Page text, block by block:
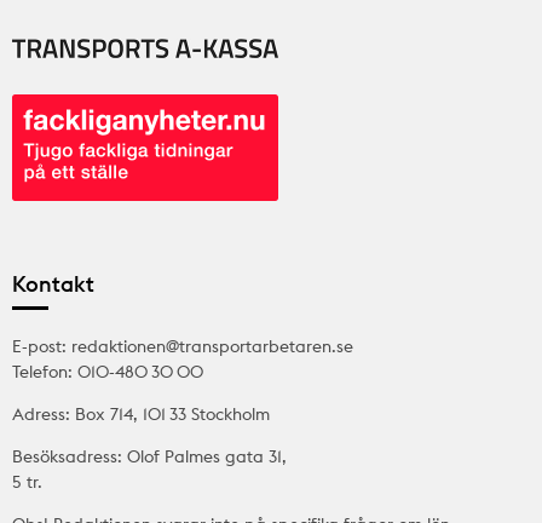
Kontakt
E-post: redaktionen@transportarbetaren.se
Telefon: 010-480 30 00
Adress: Box 714, 101 33 Stockholm
Besöksadress: Olof Palmes gata 31,
5 tr.